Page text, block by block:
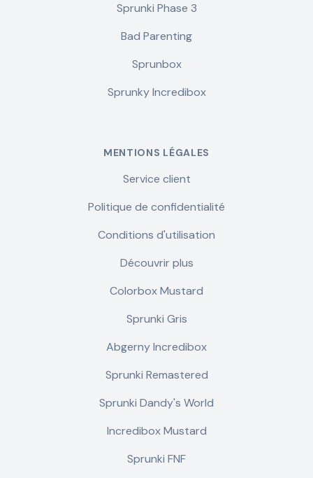
Sprunki Phase 3
Bad Parenting
Sprunbox
Sprunky Incredibox
MENTIONS LÉGALES
Service client
Politique de confidentialité
Conditions d'utilisation
Découvrir plus
Colorbox Mustard
Sprunki Gris
Abgerny Incredibox
Sprunki Remastered
Sprunki Dandy's World
Incredibox Mustard
Sprunki FNF